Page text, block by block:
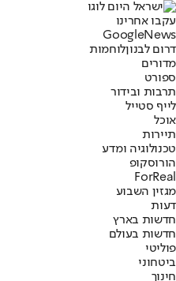
עקבו אחרינו
Googl eNews
דרום לבנוןלוחמות
מדורים
ספורט
תרבות ובידור
לייף סטייל
אוכל
תיירות
טכנולוגיה ומדע
הורוסקופ
ForReal
מגזין השבוע
דעות
חדשות בארץ
חדשות בעולם
פוליטי
ביטחוני
חינוך